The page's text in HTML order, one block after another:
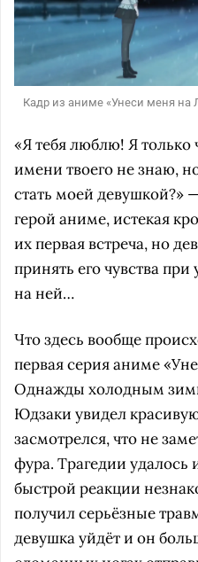
Кадр из аниме «Унеси меня на
«Я тебя люблю! Я только
имени твоего не знаю,
стать моей девушкой?»
герой аниме, истекая
их первая встреча, но
принять его чувства
на ней…
Что здесь вообще
первая серия аниме
Однажды холодным
Юдзаки увидел
засмотрелся, что не
фура. Трагедии удалось
быстрой реакции
получил серьёзные
девушка уйдёт и он